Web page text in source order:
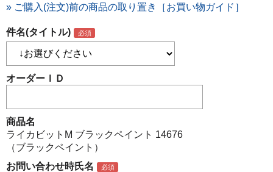
» ご購入(注文)前の商品の取り置き［お買い物ガイド］
件名(タイトル)
オーダーＩＤ
商品名
ライカビットM ブラックペイント 14676
（ブラックペイント）
お問い合わせ時氏名